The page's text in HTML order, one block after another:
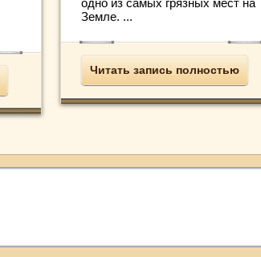
Земле. ...
Читать запись полностью